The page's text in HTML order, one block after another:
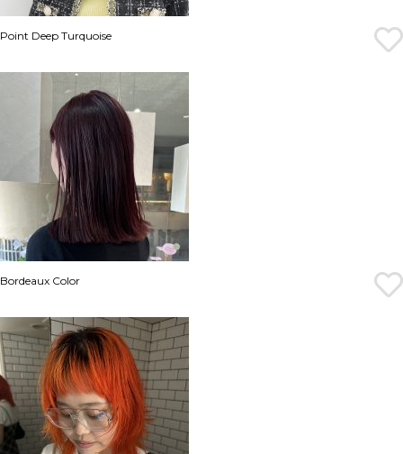
Point Deep Turquoise
Bordeaux Color